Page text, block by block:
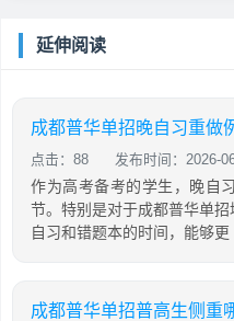
延伸阅读
成都普华单招晚自习重做
点击：88 发布时间：2026-
作为高考备考的学生，晚自
节。特别是对于成都普华单
自习和错题本的时间，能够更
成都普华单招普高生侧重